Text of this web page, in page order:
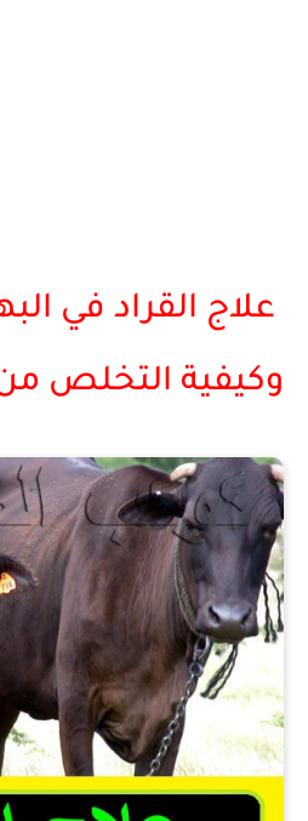
علاج القراد في
وكيفية التخلص من